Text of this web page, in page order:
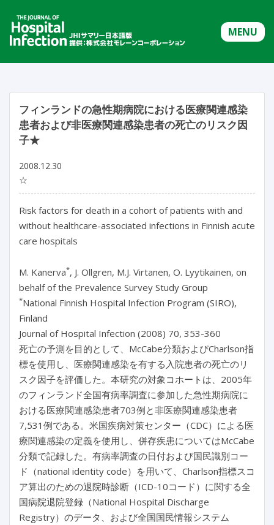
MENU
フィンランドの急性期病院における医療関連感染
患者および非医療関連感染患者の死亡のリスク因
子★
2008.12.30
☆
Risk factors for death in a cohort of patients with and
without healthcare-associated infections in Finnish acute
care hospitals
M. Kanerva*, J. Ollgren, M.J. Virtanen, O. Lyytikainen, on
behalf of the Prevalence Survey Study Group
*National Finnish Hospital Infection Program (SIRO),
Finland
Journal of Hospital Infection (2008) 70, 353-360
死亡の予測を目的として、McCabe分類およびCharlson指
標を使用し、医療関連感染を有する入院患者の死亡のリ
スク因子を評価した。本研究の対象コホートは、2005年
のフィンランド全国有病率調査に参加した急性期病院に
おける医療関連感染患者703例と非医療関連感染患者
7,531例である。米国疾病対策センター（CDC）による医
療関連感染の定義を使用し、併存疾患についてはMcCabe
分類で記録した。有病率調査の日付および国民識別コー
ド（national identity code）を用いて、Charlson指標スコ
ア算出のための退院時診断（ICD-10コード）に関する全
国病院退院登録（National Hospital Discharge
Registry）のデータ、および全国国民情報システム